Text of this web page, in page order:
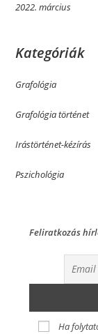
2022. március
Kategóriák
Grafológia
Grafológia történet
Irástörténet-kézírás
Pszichológia
Feliratkozás
Ha